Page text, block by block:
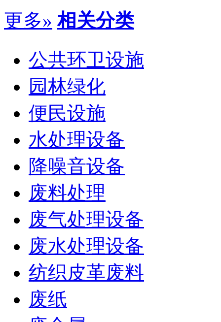
更多» 相关分类
公共环卫设施
园林绿化
便民设施
水处理设备
降噪音设备
废料处理
废气处理设备
废水处理设备
纺织皮革废料
废纸